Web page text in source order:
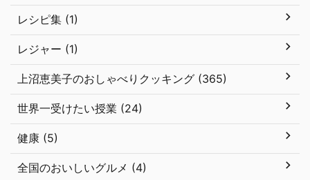
レシピ集 (1)
レジャー (1)
上沼恵美子のおしゃべりクッキング (365)
世界一受けたい授業 (24)
健康 (5)
全国のおいしいグルメ (4)